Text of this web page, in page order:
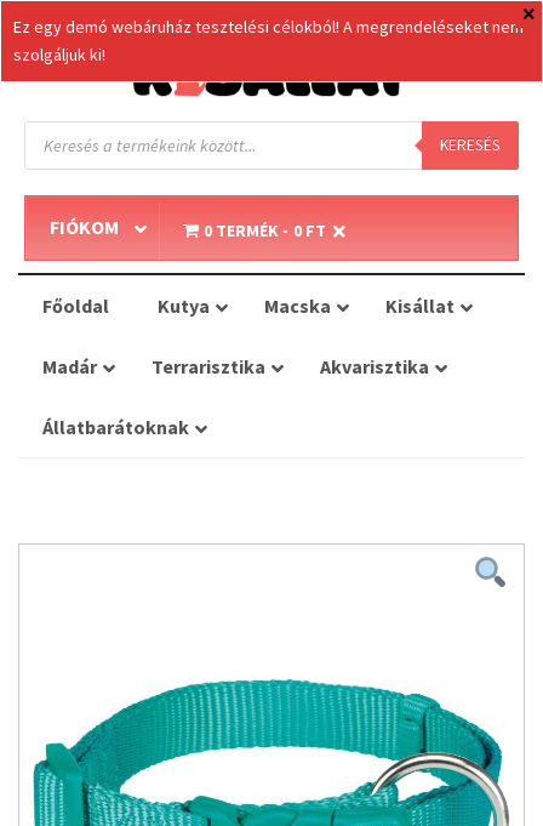
Products
search KERESÉS
FIÓKOM 0 TERMÉK 0 FT
Főoldal Kutya Macska Kisállat
Madár Terrarisztika Akvarisztika
Állatbarátoknak
Ez egy demó webáruház tesztelési célokból! A megrendeléseket nem
szolgáljuk ki!